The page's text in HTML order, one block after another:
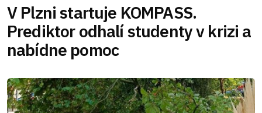
V Plzni startuje KOMPASS.
Prediktor odhalí studenty v krizi a
nabídne pomoc